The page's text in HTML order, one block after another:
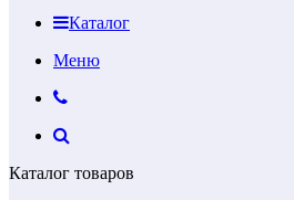
Каталог
Меню
Каталог товаров